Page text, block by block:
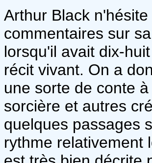
Arthur Black
commentaires sur
lorsqu'il avait dix-
récit vivant. On a
une sorte de conte
sorcière et autres
quelques passages
rythme relativement